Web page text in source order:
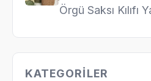
Örgü Saksı Kılıfı
KATEGORILER